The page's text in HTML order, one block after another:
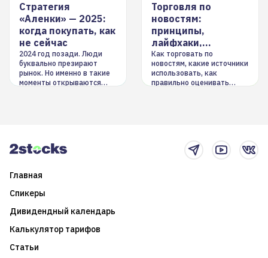
Стратегия
«Аленки» — 2025:
когда покупать, как
не сейчас
2024 год позади. Люди
буквально презирают
рынок. Но именно в такие
моменты открываются
Торговля по
новостям:
принципы,
лайфхаки,
инструменты
Как торговать по
новостям, какие источники
использовать, как
правильно оценивать
Главная
Спикеры
Дивидендный календарь
Калькулятор тарифов
Статьи